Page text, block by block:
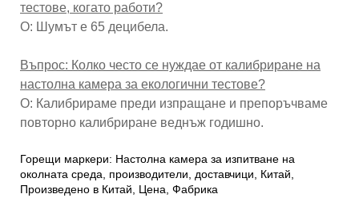
тестове, когато работи?
О: Шумът е 65 децибела.
Въпрос: Колко често се нуждае от калибриране на
настолна камера за екологични тестове?
О: Калибрираме преди изпращане и препоръчваме
повторно калибриране веднъж годишно.
Горещи маркери: Настолна камера за изпитване на
околната среда, производители, доставчици, Китай,
Произведено в Китай, Цена, Фабрика